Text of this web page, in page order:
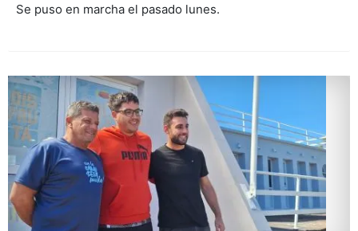
Se puso en marcha el pasado lunes.